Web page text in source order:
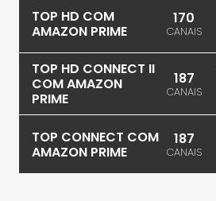
TOP HD COM
AMAZON PRIME
170
CANAIS
TOP HD CONNECT II
COM AMAZON
PRIME
187
CANAIS
TOP CONNECT COM
AMAZON PRIME
187
CANAIS